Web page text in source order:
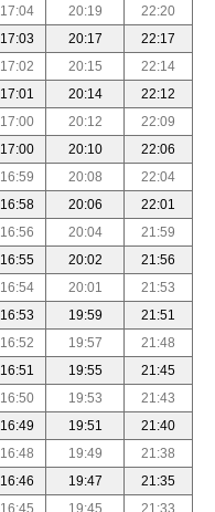
17:04 20:19
22:20
17:03 20:17
22:17
17:02 20:15
22:14
17:01 20:14
22:12
17:00 20:12
22:09
17:00 20:10
22:06
16:59 20:08
22:04
16:58 20:06
22:01
16:56 20:04
21:59
16:55 20:02
21:56
16:54 20:01
21:53
16:53 19:59
21:51
16:52 19:57
21:48
16:51 19:55
21:45
16:50 19:53
21:43
16:49 19:51
21:40
16:48 19:49
21:38
16:46 19:47
21:35
16:45 19:45 21:33